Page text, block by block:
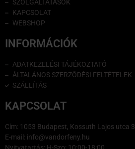
SZOLGÁLTATÁSOK
KAPCSOLAT
WEBSHOP
INFORMÁCIÓK
ADATKEZELÉSI TÁJÉKOZTATÓ
ÁLTALÁNOS SZERZŐDÉSI FELTÉTELEK
SZÁLLÍTÁS
KAPCSOLAT
Cím: 1053 Budapest, Kossuth Lajos utca 3.
E-mail: info@vandorfeny.hu